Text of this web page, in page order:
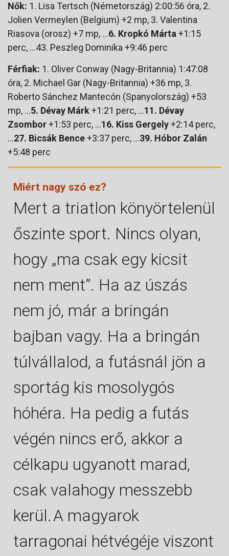
Nők: 1. Lisa Tertsch (Németország) 2:00:56 óra, 2.
Jolien Vermeylen (Belgium) +2 mp, 3. Valentina
Riasova (orosz) +7 mp, …6. Kropkó Márta+1:15
perc, …43. Peszleg Dominika +9:46 perc
Férfiak: 1. Oliver Conway (Nagy-Britannia) 1:47:08
óra, 2. Michael Gar (Nagy-Britannia) +36 mp, 3.
Roberto Sánchez Mantecón (Spanyolország) +53
mp, …5. Dévay Márk+1:21 perc, …11. Dévay
Zsombor+1:53 perc, …16. Kiss Gergely+2:14 perc,
…27. Bicsák Bence+3:37 perc, …39. Hóbor Zalán
+5:48 perc
Miért nagy szó ez?
Mert a triatlon könyörtelenül
őszinte sport. Nincs olyan,
hogy „ma csak egy kicsit
nem ment”. Ha az úszás
nem jó, már a bringán
bajban vagy. Ha a bringán
túlvállalod, a futásnál jön a
sportág kis mosolygós
hóhéra. Ha pedig a futás
végén nincs erő, akkor a
célkapu ugyanott marad,
csak valahogy messzebb
kerül.A magyarok
tarragonai hétvégéje viszont